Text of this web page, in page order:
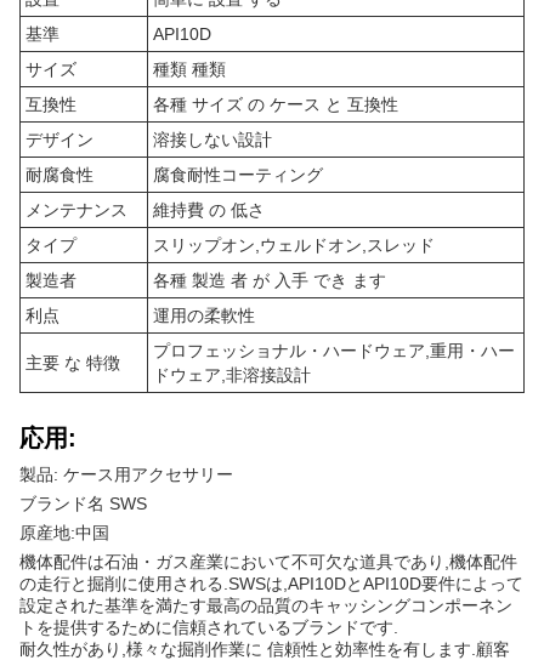
基準
API10D
サイズ
種類 種類
互換性
各種 サイズ の ケース と 互換性
デザイン
溶接しない設計
耐腐食性
腐食耐性コーティング
メンテナンス
維持費 の 低さ
タイプ
スリップオン,ウェルドオン,スレッド
製造者
各種 製造 者 が 入手 でき ます
利点
運用の柔軟性
主要 な 特徴
プロフェッショナル・ハードウェア,重用・ハー
ドウェア,非溶接設計
応用:
製品: ケース用アクセサリー
ブランド名 SWS
原産地:中国
機体配件は石油・ガス産業において不可欠な道具であり,機体配件
の走行と掘削に使用される.SWSは,API10DとAPI10D要件によって
設定された基準を満たす最高の品質のキャッシングコンポーネン
トを提供するために信頼されているブランドです.
耐久性があり,様々な掘削作業に 信頼性と効率性を有します.顧客